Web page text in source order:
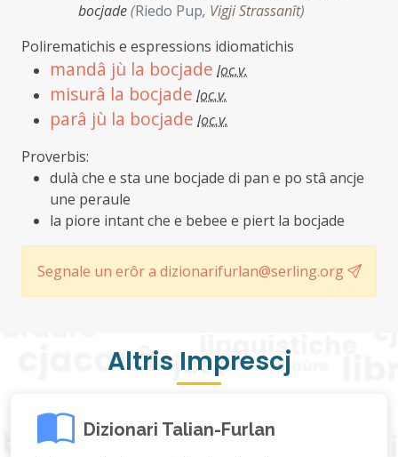
bocjade(Riedo Pup, Vigji Strassanît)
Polirematichis e espressions idiomatichis
mandâ jù la bocjade loc.v.
misurâ la bocjade loc.v.
parâ jù la bocjade loc.v.
Proverbis:
dulà che e sta une bocjade di pan e po stâ ancje
une peraule
la piore intant che e bebee e piert la bocjade
Segnale un erôr a dizionarifurlan@serling.org
Altris Imprescj
Dizionari Talian-Furlan